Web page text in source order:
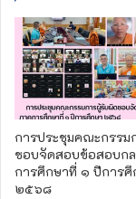
การประชุมคณะกรรม
ชอบจัดสอบข้อสอบกล
การศึกษาที่ ๑ ปีการศึ
๒๕๖๘